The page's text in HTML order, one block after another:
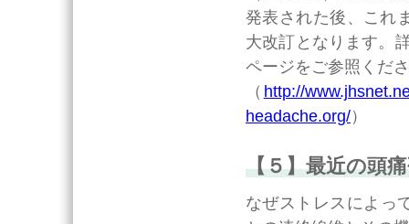
発表された後、これ
大改訂となります。
ページをご参照くだ
（ http://
headache.org/）
【５】最近の頭
なぜストレスによっ